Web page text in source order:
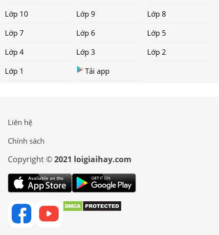
Lớp 10
Lớp 9
Lớp 8
Lớp 7
Lớp 6
Lớp 5
Lớp 4
Lớp 3
Lớp 2
Lớp 1
Tải app
Liên hệ
Chính sách
Copyright ©2021 loigiaihay.com